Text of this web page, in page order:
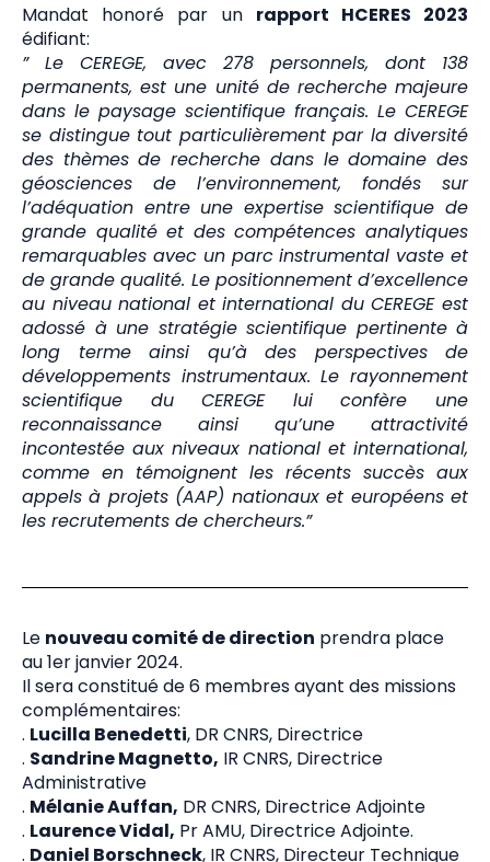
Mandat honoré par un rapport HCERES 2023
édifiant:
” Le CEREGE, avec 278 personnels, dont 138
permanents, est une unité de recherche majeure
dans le paysage scientifique français. Le CEREGE
se distingue tout particulièrement par la diversité
des thèmes de recherche dans le domaine des
géosciences de l’environnement, fondés sur
l’adéquation entre une expertise scientifique de
grande qualité et des compétences analytiques
remarquables avec un parc instrumental vaste et
de grande qualité. Le positionnement d’excellence
au niveau national et international du CEREGE est
adossé à une stratégie scientifique pertinente à
long terme ainsi qu’à des perspectives de
développements instrumentaux. Le rayonnement
scientifique du CEREGE lui confère une
reconnaissance ainsi qu’une attractivité
incontestée aux niveaux national et international,
comme en témoignent les récents succès aux
appels à projets (AAP) nationaux et européens et
les recrutements de chercheurs.”
Le nouveau comité de direction prendra place
au 1er janvier 2024.
Il sera constitué de 6 membres ayant des missions
complémentaires:
. Lucilla Benedetti, DR CNRS, Directrice
. Sandrine Magnetto, IR CNRS, Directrice
Administrative
. Mélanie Auffan, DR CNRS, Directrice Adjointe
. Laurence Vidal, Pr AMU, Directrice Adjointe.
. Daniel Borschneck, IR CNRS, Directeur Technique